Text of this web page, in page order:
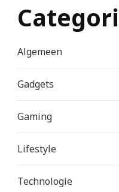
Algemeen
Gadgets
Gaming
Lifestyle
Technologie